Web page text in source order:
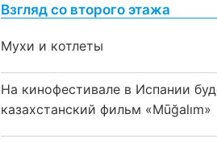
Взгляд со второго этажа
Мухи и котлеты
На кинофестивале в Испании
казахстанский фильм «Mūğalım»